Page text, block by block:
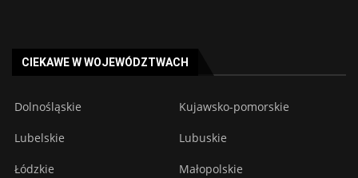
CIEKAWE W WOJEWÓDZTWACH
Dolnośląskie Kujawsko-pomorskie
Lubelskie Lubuskie
Łódzkie Małopolskie